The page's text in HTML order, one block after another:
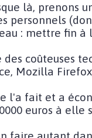
là, prenons
personnels
: mettre fin à
coûteuses
Mozilla
l'a fait et a
euros à elle